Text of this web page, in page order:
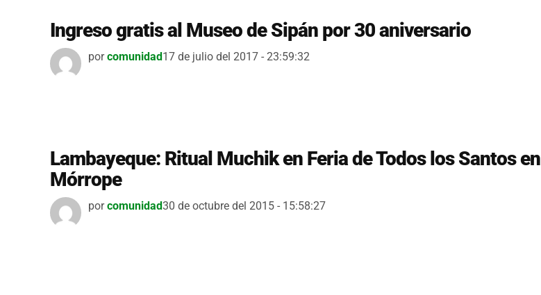
Ingreso gratis al Museo de Sipán por 30 aniversario
por comunidad17 de julio del 2017 - 23:59:32
Lambayeque: Ritual Muchik en Feria de Todos los Santos en
Mórrope
por comunidad30 de octubre del 2015 - 15:58:27